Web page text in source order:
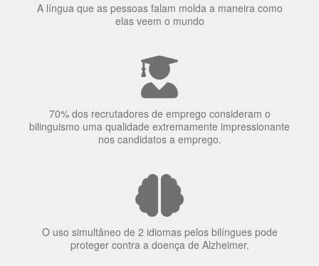
A língua que as pessoas falam molda a maneira como
elas veem o mundo
70% dos recrutadores de emprego consideram o
bilinguismo uma qualidade extremamente impressionante
nos candidatos a emprego.
O uso simultâneo de 2 idiomas pelos bilíngues pode
proteger contra a doença de Alzheimer.